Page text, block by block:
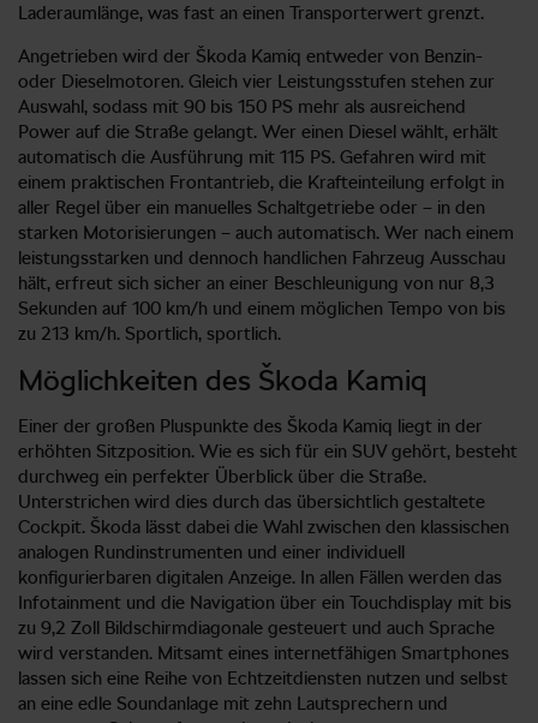
Laderaumlänge, was fast an einen Transporterwert grenzt.
Angetrieben wird der Škoda Kamiq entweder von Benzin-
oder Dieselmotoren. Gleich vier Leistungsstufen stehen zur
Auswahl, sodass mit 90 bis 150 PS mehr als ausreichend
Power auf die Straße gelangt. Wer einen Diesel wählt, erhält
automatisch die Ausführung mit 115 PS. Gefahren wird mit
einem praktischen Frontantrieb, die Krafteinteilung erfolgt in
aller Regel über ein manuelles Schaltgetriebe oder – in den
starken Motorisierungen – auch automatisch. Wer nach einem
leistungsstarken und dennoch handlichen Fahrzeug Ausschau
hält, erfreut sich sicher an einer Beschleunigung von nur 8,3
Sekunden auf 100 km/h und einem möglichen Tempo von bis
zu 213 km/h. Sportlich, sportlich.
Möglichkeiten des Škoda Kamiq
Einer der großen Pluspunkte des Škoda Kamiq liegt in der
erhöhten Sitzposition. Wie es sich für ein SUV gehört, besteht
durchweg ein perfekter Überblick über die Straße.
Unterstrichen wird dies durch das übersichtlich gestaltete
Cockpit. Škoda lässt dabei die Wahl zwischen den klassischen
analogen Rundinstrumenten und einer individuell
konfigurierbaren digitalen Anzeige. In allen Fällen werden das
Infotainment und die Navigation über ein Touchdisplay mit bis
zu 9,2 Zoll Bildschirmdiagonale gesteuert und auch Sprache
wird verstanden. Mitsamt eines internetfähigen Smartphones
lassen sich eine Reihe von Echtzeitdiensten nutzen und selbst
an eine edle Soundanlage mit zehn Lautsprechern und